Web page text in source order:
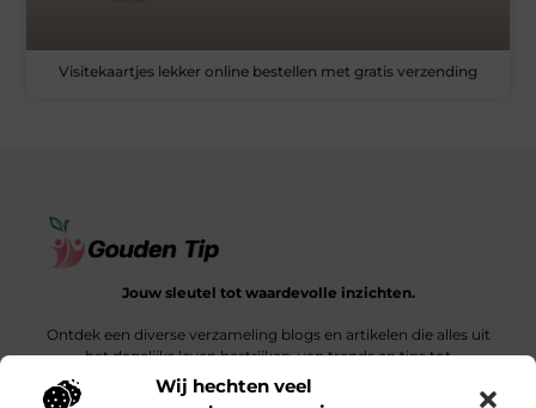
Wij hechten veel
Visitekaartjes lekker online bestellen met gratis verzending
Jouw sleutel tot waardevolle inzichten.
Ontdek een diverse verzameling blogs en artikelen die alles uit
het dagelijks leven bestrijken, van trends en tips tot
diepgaande verhalen.